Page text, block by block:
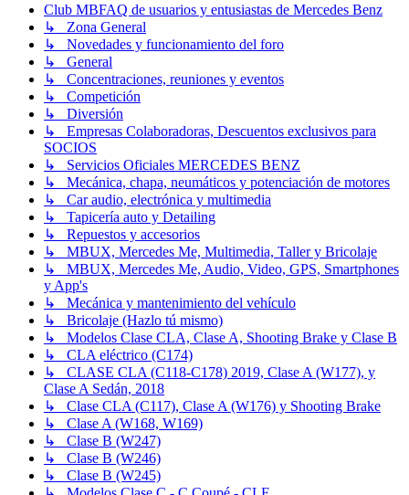
Club MBFAQ de usuarios y entusiastas de Mercedes Benz
↳ Zona General
↳ Novedades y funcionamiento del foro
↳ General
↳ Concentraciones, reuniones y eventos
↳ Competición
↳ Diversión
↳ Empresas Colaboradoras, Descuentos exclusivos para
SOCIOS
↳ Servicios Oficiales MERCEDES BENZ
↳ Mecánica, chapa, neumáticos y potenciación de motores
↳ Car audio, electrónica y multimedia
↳ Tapicería auto y Detailing
↳ Repuestos y accesorios
↳ MBUX, Mercedes Me, Multimedia, Taller y Bricolaje
↳ MBUX, Mercedes Me, Audio, Video, GPS, Smartphones
y App's
↳ Mecánica y mantenimiento del vehículo
↳ Bricolaje (Hazlo tú mismo)
↳ Modelos Clase CLA, Clase A, Shooting Brake y Clase B
↳ CLA eléctrico (C174)
↳ CLASE CLA (C118-C178) 2019, Clase A (W177), y
Clase A Sedán, 2018
↳ Clase CLA (C117), Clase A (W176) y Shooting Brake
↳ Clase A (W168, W169)
↳ Clase B (W247)
↳ Clase B (W246)
↳ Clase B (W245)